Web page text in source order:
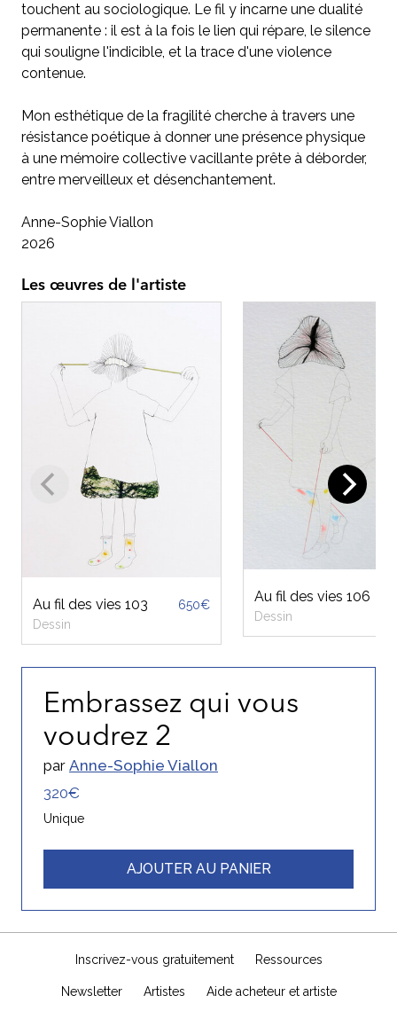
touchent au sociologique. Le fil y incarne une dualité
permanente : il est à la fois le lien qui répare, le silence
qui souligne l'indicible, et la trace d'une violence
contenue.
Mon esthétique de la fragilité cherche à travers une
résistance poétique à donner une présence physique
à une mémoire collective vacillante prête à déborder,
entre merveilleux et désenchantement.
Anne-Sophie Viallon
2026
Les œuvres de l'artiste
Au fil des vies 103
Dessin
650€ Au fil des vies 106
Dessin
Embrassez qui vous
voudrez 2
par Anne-Sophie Viallon
320€
Unique
AJOUTER AU PANIER
Inscrivez-vous gratuitement Ressources
Newsletter Artistes Aide acheteur et artiste